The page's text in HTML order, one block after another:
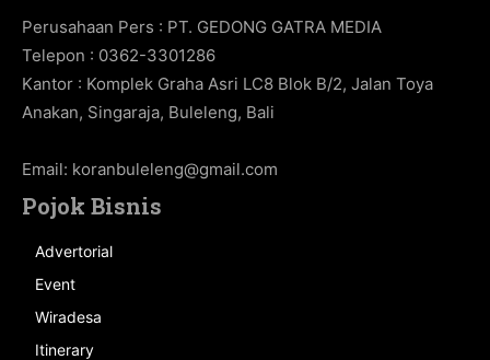
Perusahaan Pers : PT. GEDONG GATRA MEDIA
Telepon : 0362-3301286
Kantor : Komplek Graha Asri LC8 Blok B/2, Jalan Toya
Anakan, Singaraja, Buleleng, Bali
Email: koranbuleleng@gmail.com
Pojok Bisnis
Advertorial
Event
Wiradesa
Itinerary